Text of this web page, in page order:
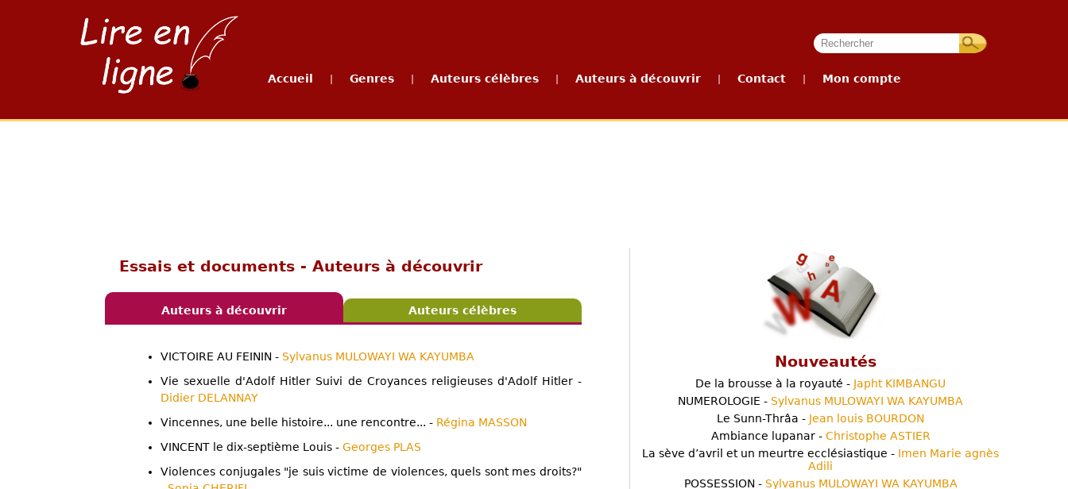
Accueil Genres Auteurs célèbres Auteurs à découvrir Contact Mon compte
Essais et documents - Auteurs à découvrir
Auteurs à découvrir Auteurs célèbres
VICTOIRE AU FEININ - Sylvanus MULOWAYI WA KAYUMBA
Vie sexuelle d'Adolf Hitler Suivi de Croyances religieuses d'Adolf Hitler -
Didier DELANNAY
Vincennes, une belle histoire... une rencontre... - Régina MASSON
VINCENT le dix-septième Louis - Georges PLAS
Violences conjugales "je suis victime de violences, quels sont mes droits?"
Nouveautés
De la brousse à la royauté - Japht KIMBANGU
NUMEROLOGIE - Sylvanus MULOWAYI WA KAYUMBA
Le Sunn-Thrâa - Jean louis BOURDON
Ambiance lupanar - Christophe ASTIER
La sève d’avril et un meurtre ecclésiastique - Imen Marie agnès
Adili
POSSESSION - Sylvanus MULOWAYI WA KAYUMBA